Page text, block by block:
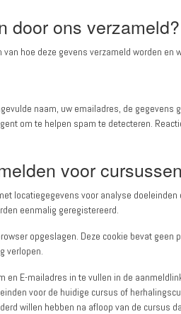
door ons verzameld?
hoe deze gevens verzameld worden en
naam, uw emailadres, de gegevens
om te helpen spam te detecteren.
voor
locatiegegevens voor analyse
eenmalig geregistereerd.
opgeslagen. Deze cookie bevat geen
verlopen.
E-mailadres in te vullen in de
voor de huidige cursus of
willen hebben na afloop van de cursus